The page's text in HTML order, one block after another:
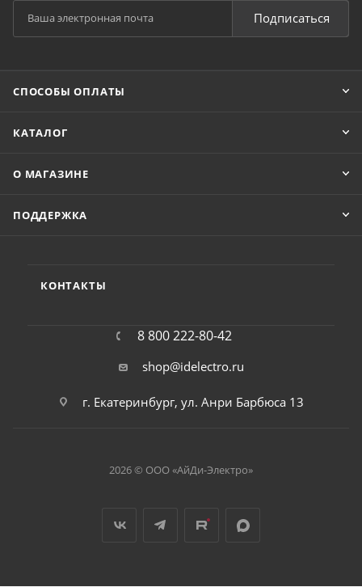
Подписаться
СПОСОБЫ ОПЛАТЫ
КАТАЛОГ
О МАГАЗИНЕ
ПОДДЕРЖКА
КОНТАКТЫ
8 800 222-80-42
shop@idelectro.ru
г. Екатеринбург, ул. Анри Барбюса 13
2026 © ООО «АйДи-Электро»